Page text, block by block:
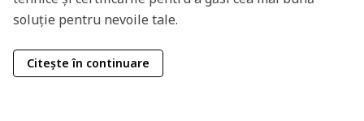
soluție pentru nevoile tale.
Citește în continuare